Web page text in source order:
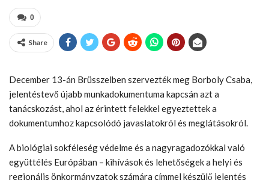
0
Share
December 13-án Brüsszelben szervezték meg Borboly Csaba,
jelentéstevő újabb munkadokumentuma kapcsán azt a
tanácskozást, ahol az érintett felekkel egyeztettek a
dokumentumhoz kapcsolódó javaslatokról és meglátásokról.
A biológiai sokféleség védelme és a nagyragadozókkal való
együttélés Európában – kihívások és lehetőségek a helyi és
regionális önkormányzatok számára címmel készülő jelentés